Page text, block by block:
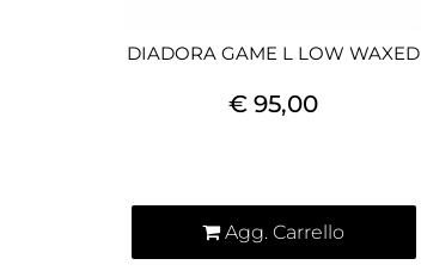
DIADORA GAME L LOW WAXED
€ 95,00
Agg. Carrello